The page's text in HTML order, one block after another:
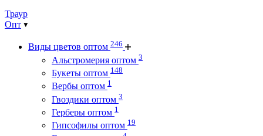
Траур
Опт
Виды цветов оптом 246
Альстромерия оптом 3
Букеты оптом 148
Вербы оптом 1
Гвоздики оптом 3
Герберы оптом 1
Гипсофилы оптом 19